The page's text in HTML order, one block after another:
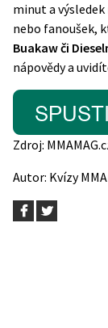
minut a
nebo fanoušek,
Buakaw či
nápovědy a
Zdroj:
Autor: Kvízy